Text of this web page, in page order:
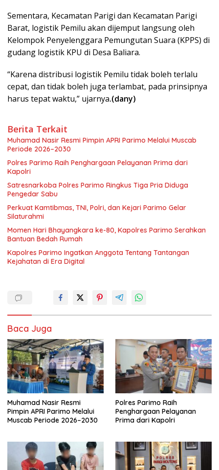
Sementara, Kecamatan Parigi dan Kecamatan Parigi
Barat, logistik Pemilu akan dijemput langsung oleh
Kelompok Penyelenggara Pemungutan Suara (KPPS) di
gudang logistik KPU di Desa Baliara.
“Karena distribusi logistik Pemilu tidak boleh terlalu
cepat, dan tidak boleh juga terlambat, pada prinsipnya
harus tepat waktu,” ujarnya.(dany)
Berita Terkait
Muhamad Nasir Resmi Pimpin APRI Parimo Melalui Muscab
Periode 2026–2030
Polres Parimo Raih Penghargaan Pelayanan Prima dari
Kapolri
Satresnarkoba Polres Parimo Ringkus Tiga Pria Diduga
Pengedar Sabu
Perkuat Kamtibmas, TNI, Polri, dan Kejari Parimo Gelar
Silaturahmi
Momen Hari Bhayangkara ke-80, Kapolres Parimo Serahkan
Bantuan Bedah Rumah
Kapolres Parimo Ingatkan Anggota Tentang Tantangan
Kejahatan di Era Digital
Baca Juga
Muhamad Nasir Resmi
Pimpin APRI Parimo Melalui
Muscab Periode 2026–2030
Polres Parimo Raih
Penghargaan Pelayanan
Prima dari Kapolri